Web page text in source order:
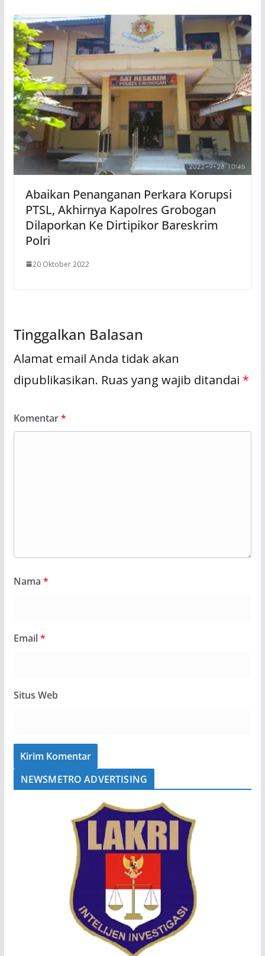
Abaikan Penanganan Perkara Korupsi
PTSL, Akhirnya Kapolres Grobogan
Dilaporkan Ke Dirtipikor Bareskrim
Polri
20 Oktober 2022
Tinggalkan Balasan
Alamat email Anda tidak akan
dipublikasikan. Ruas yang wajib ditandai *
Komentar*
Nama *
Email*
Situs Web
NEWSMETRO ADVERTISING